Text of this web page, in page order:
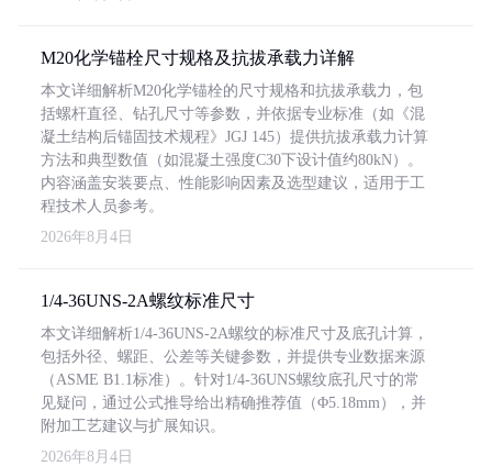
M20化学锚栓尺寸规格及抗拔承载力详解
本文详细解析M20化学锚栓的尺寸规格和抗拔承载力，包
括螺杆直径、钻孔尺寸等参数，并依据专业标准（如《混
凝土结构后锚固技术规程》JGJ 145）提供抗拔承载力计算
方法和典型数值（如混凝土强度C30下设计值约80kN）。
内容涵盖安装要点、性能影响因素及选型建议，适用于工
程技术人员参考。
2026年8月4日
1/4-36UNS-2A螺纹标准尺寸
本文详细解析1/4-36UNS-2A螺纹的标准尺寸及底孔计算，
包括外径、螺距、公差等关键参数，并提供专业数据来源
（ASME B1.1标准）。针对1/4-36UNS螺纹底孔尺寸的常
见疑问，通过公式推导给出精确推荐值（Φ5.18mm），并
附加工艺建议与扩展知识。
2026年8月4日